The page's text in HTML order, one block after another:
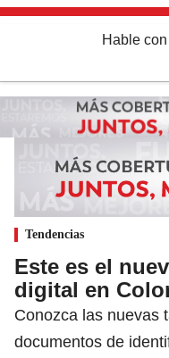
Hable con
Tendencias
Este es el
digital en
Conozca las nuevas
documentos de